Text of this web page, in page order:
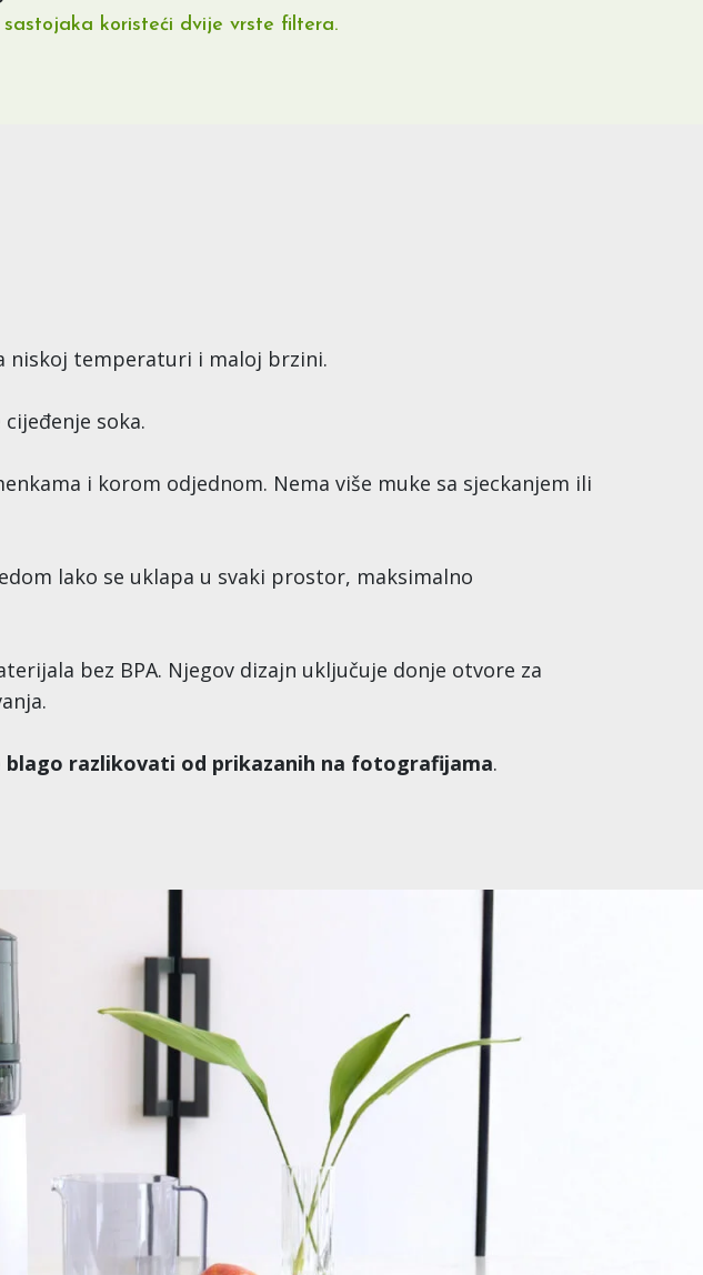
koristeći dvije vrste filtera.
niskoj temperaturi i maloj brzini.
soka.
i korom odjednom. Nema više muke sa sjeckanjem ili
lako se uklapa u svaki prostor, maksimalno
bez BPA. Njegov dizajn uključuje donje otvore za
blago razlikovati od prikazanih na fotografijama.